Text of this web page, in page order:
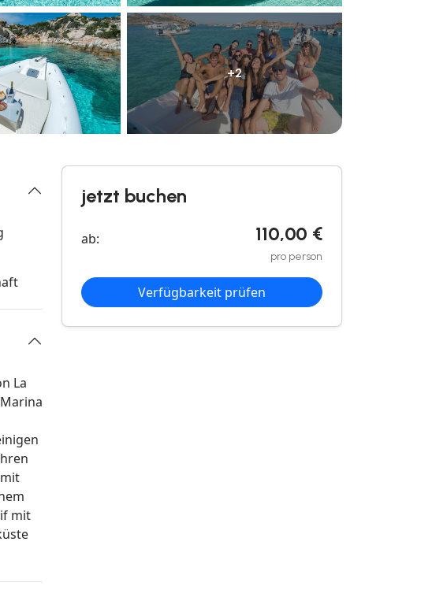
+2
La
mit
jetzt buchen
ab: 110,00 €
pro person
Verfügbarkeit prüfen